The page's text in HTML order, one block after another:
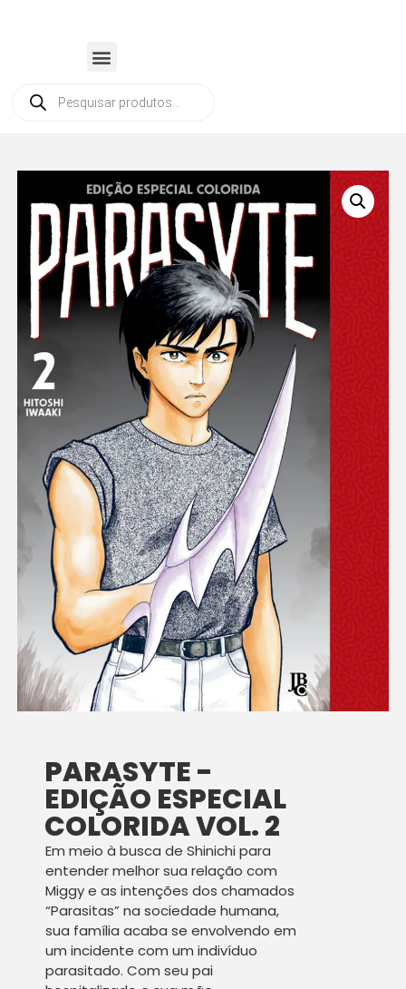
PARASYTE -
EDIÇÃO ESPECIAL
COLORIDA VOL. 2
Em meio à busca de Shinichi para
entender melhor sua relação com
Miggy e as intenções dos chamados
“Parasitas” na sociedade humana,
sua família acaba se envolvendo em
um incidente com um indivíduo
parasitado. Com seu pai